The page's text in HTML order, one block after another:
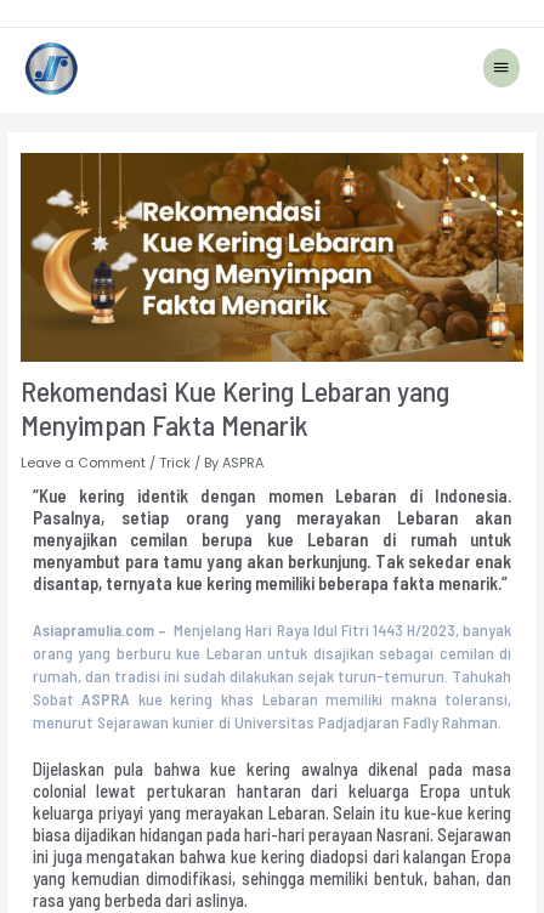
Main
Menu
Rekomendasi Kue Kering Lebaran yang
Menyimpan Fakta Menarik
Leave a Comment / Trick/ By ASPRA
“Kue kering identik dengan momen Lebaran di Indonesia.
Pasalnya, setiap orang yang merayakan Lebaran akan
menyajikan cemilan berupa kue Lebaran di rumah untuk
menyambut para tamu yang akan berkunjung. Tak sekedar enak
disantap, ternyata kue kering memiliki beberapa fakta menarik.”
Asiapramulia.com – Menjelang Hari Raya Idul Fitri 1443 H/2023, banyak
orang yang berburu kue Lebaran untuk disajikan sebagai cemilan di
rumah, dan tradisi ini sudah dilakukan sejak turun-temurun. Tahukah
SobatASPRA kue kering khas Lebaran memiliki makna toleransi,
menurut Sejarawan kunier di Universitas Padjadjaran Fadly Rahman.
Dijelaskan pula bahwa kue kering awalnya dikenal pada masa
colonial lewat pertukaran hantaran dari keluarga Eropa untuk
keluarga priyayi yang merayakan Lebaran. Selain itu kue-kue kering
biasa dijadikan hidangan pada hari-hari perayaan Nasrani. Sejarawan
ini juga mengatakan bahwa kue kering diadopsi dari kalangan Eropa
yang kemudian dimodifikasi, sehingga memiliki bentuk, bahan, dan
rasa yang berbeda dari aslinya.